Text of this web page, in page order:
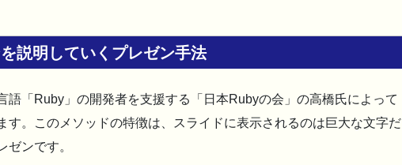
説明していくプレゼン手法
語「Ruby」の開発者を支援する「日本Rubyの会」の高橋氏によって
す。このメソッドの特徴は、スライドに表示されるのは巨大な文字だ
ゼンです。